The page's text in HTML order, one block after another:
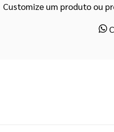
Customize um produto ou